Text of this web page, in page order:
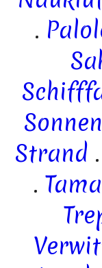
.
Strand .
.